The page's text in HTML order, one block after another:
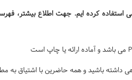
استفاده کرده ایم. جهت اطلاع بیشتر،
داشته باشید و همه حاضرین با اشتیاق